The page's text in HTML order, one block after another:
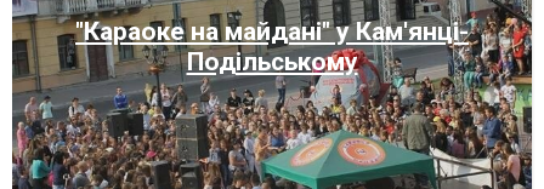
"Караоке на майдані" у Кам'янці-
Подільському